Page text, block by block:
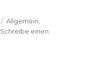
Kategorien
Allgemein
Schreibe einen